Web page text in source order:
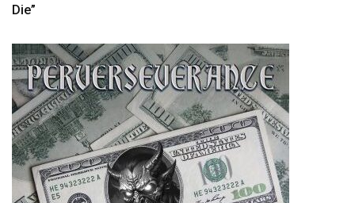
Die”